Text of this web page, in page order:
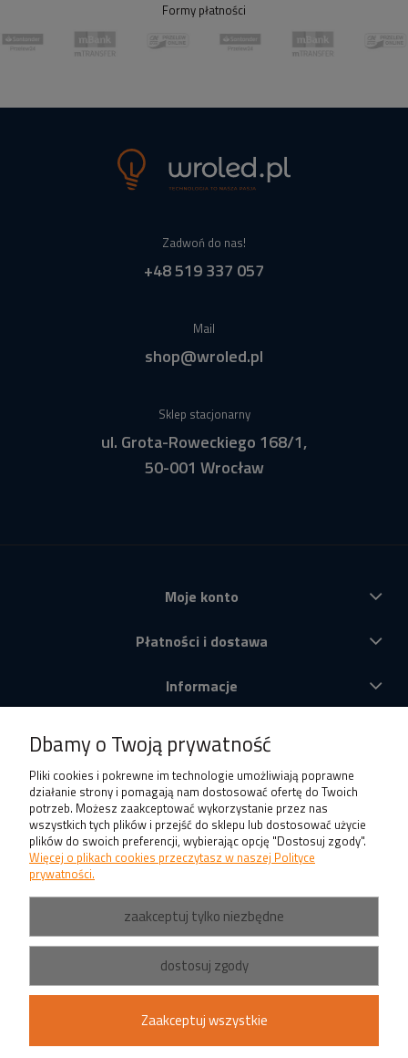
Formy płatności
Zadwoń do nas!
+48 519 337 057
Mail
shop@wroled.pl
Sklep stacjonarny
ul. Grota-Roweckiego 168/1,
50-001 Wrocław
Moje konto
Płatności i dostawa
Informacje
Produkty
Dbamy o Twoją prywatność
Pliki cookies i pokrewne im technologie umożliwiają poprawne
działanie strony i pomagają nam dostosować ofertę do Twoich
potrzeb. Możesz zaakceptować wykorzystanie przez nas
wszystkich tych plików i przejść do sklepu lub dostosować użycie
plików do swoich preferencji, wybierając opcję "Dostosuj zgody".
Więcej o plikach cookies przeczytasz w naszej Polityce
prywatności.
zaakceptuj tylko niezbędne
dostosuj zgody
Zaakceptuj wszystkie